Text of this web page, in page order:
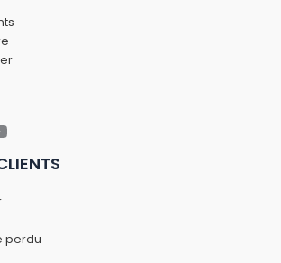
perdu